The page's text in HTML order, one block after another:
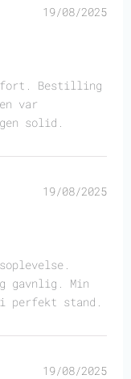
19/08/2025
Bestilling
var
solid.
19/08/2025
gavnlig. Min
perfekt stand.
19/08/2025